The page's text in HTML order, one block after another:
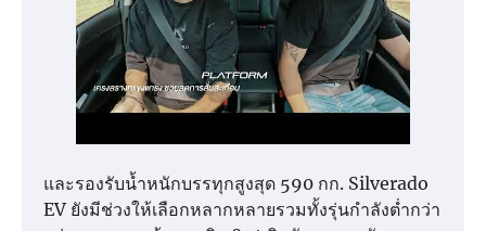
และรองรับน้ำหนักบรรทุกสูงสุด 590 กก. Silverado
EV ยังมีช่วงให้เลือกหลากหลายรวมทั้งรุ่นกำลังต่ำกว่า